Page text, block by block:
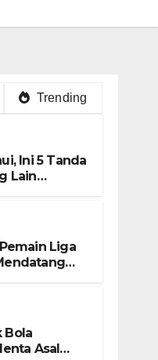
Trending
Ini 5 Tanda
Lain
Liga
Bola
Asal